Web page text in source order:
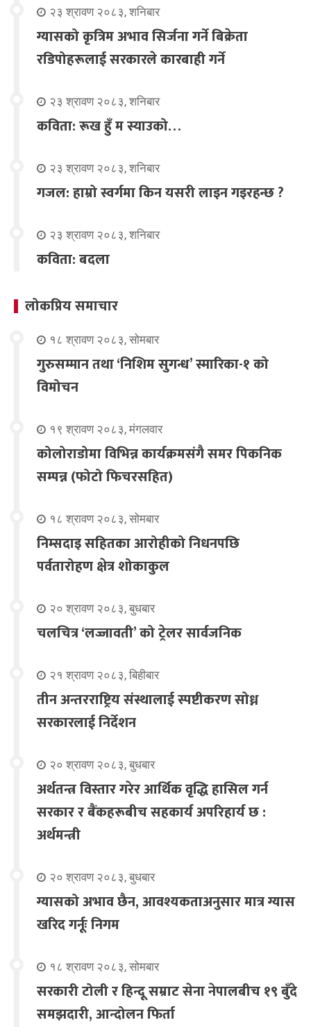
२३ श्रावण २०८३, शनिबार
ग्यासको कृत्रिम अभाव सिर्जना गर्ने बिक्रेता
रडिपोहरूलाई सरकारले कारबाही गर्ने
२३ श्रावण २०८३, शनिबार
कविता: रूख हुँ म स्याउको…
२३ श्रावण २०८३, शनिबार
गजल: हाम्रो स्वर्गमा किन यसरी लाइन गइरहन्छ ?
२३ श्रावण २०८३, शनिबार
कविता: बदला
लोकप्रिय समाचार
१८ श्रावण २०८३, सोमबार
गुरुसम्मान तथा ‘निशिम सुगन्ध’ स्मारिका-१ को
विमोचन
१९ श्रावण २०८३, मंगलवार
कोलोराडोमा विभिन्न कार्यक्रमसंगै समर पिकनिक
सम्पन्न (फोटो फिचरसहित)
१८ श्रावण २०८३, सोमबार
निम्सदाइ सहितका आरोहीको निधनपछि
पर्वतारोहण क्षेत्र शोकाकुल
२० श्रावण २०८३, बुधबार
चलचित्र ‘लज्जावती’ को ट्रेलर सार्वजनिक
२१ श्रावण २०८३, बिहीबार
तीन अन्तरराष्ट्रिय संस्थालाई स्पष्टीकरण सोध्न
सरकारलाई निर्देशन
२० श्रावण २०८३, बुधबार
अर्थतन्त्र विस्तार गरेर आर्थिक वृद्धि हासिल गर्न
सरकार र बैंकहरूबीच सहकार्य अपरिहार्य छ :
अर्थमन्त्री
२० श्रावण २०८३, बुधबार
ग्यासको अभाव छैन, आवश्यकताअनुसार मात्र ग्यास
खरिद गर्नूः निगम
१८ श्रावण २०८३, सोमबार
सरकारी टोली र हिन्दू सम्राट सेना नेपालबीच १९ बुँदे
समझदारी, आन्दोलन फिर्ता